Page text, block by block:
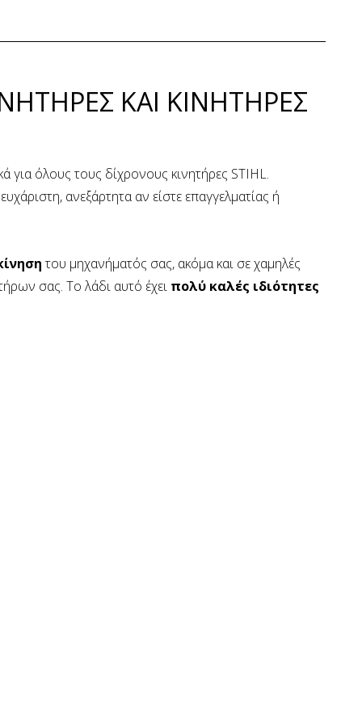
ΚΑΙ ΚΙΝΗΤΗΡΕΣ
για όλους τους δίχρονους κινητήρες STIHL.
ανεξάρτητα αν είστε επαγγελματίας ή
του μηχανήματός σας, ακόμα και σε χαμηλές
σας. Το λάδι αυτό έχει πολύ καλές ιδιότητες